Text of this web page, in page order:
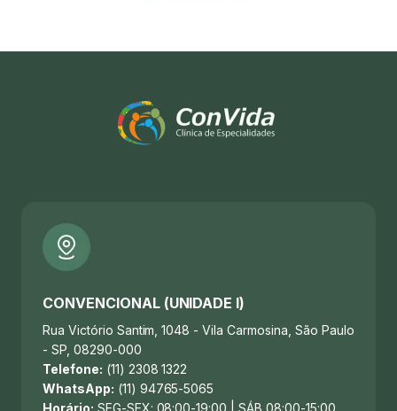
CONVENCIONAL (UNIDADE I)
Rua Victório Santim, 1048 - Vila Carmosina, São Paulo
- SP, 08290-000
Telefone: (11) 2308 1322
WhatsApp: (11) 94765-5065
Horário: SEG-SEX: 08:00-19:00 | SÁB 08:00-15:00